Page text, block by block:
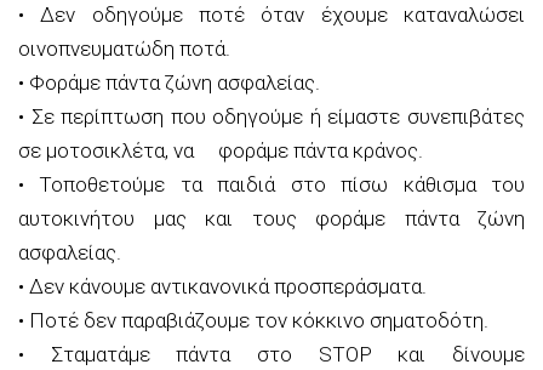
• Δεν οδηγούμε ποτέ όταν έχουμε καταναλώσει
οινοπνευματώδη ποτά.
• Φοράμε πάντα ζώνη ασφαλείας.
• Σε περίπτωση που οδηγούμε ή είμαστε συνεπιβάτες
σε μοτοσικλέτα, να φοράμε πάντα κράνος.
•Τοποθετούμε τα παιδιά στο πίσω κάθισμα του
αυτοκινήτου μας και τους φοράμε πάντα ζώνη
ασφαλείας.
• Δεν κάνουμε αντικανονικά προσπεράσματα.
• Ποτέ δεν παραβιάζουμε τον κόκκινο σηματοδότη.
• Σταματάμε πάντα στο STOP και δίνουμε